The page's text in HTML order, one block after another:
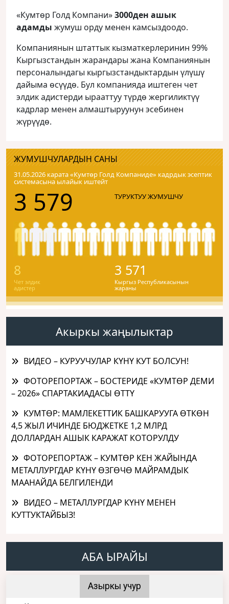
«Кумтөр Голд Компани»3000ден ашык
адамды жумуш орду менен камсыздоодо.
Компаниянын штаттык кызматкерлеринин 99%
Кыргызстандын жарандары жана Компаниянын
персоналындагы кыргызстандыктардын үлүшү
дайыма өсүүдө. Бул компанияда иштеген чет
элдик адистерди ырааттуу түрдө жергиликтүү
кадрлар менен алмаштыруунун эсебинен
жүрүүдө.
ЖУМУШЧУЛАРДЫН САНЫ
31.05.2026 карата «Кумтɵр Голд Компаниде» кадрдык эсептик
системасына ылайык иштейт
3 579 ТУРУКТУУ ЖУМУШЧУ
8
Чет элдик
адистер
3 571
Кыргыз Республикасынын
жараны
Акыркы жаңылыктар
ВИДЕО – КУРУУЧУЛАР КҮНҮ КУТ БОЛСУН!
ФОТОРЕПОРТАЖ – БОСТЕРИДЕ «КУМТӨР ДЕМИ
– 2026» СПАРТАКИАДАСЫ ӨТТҮ
КУМТӨР: МАМЛЕКЕТТИК БАШКАРУУГА ӨТКӨН
4,5 ЖЫЛ ИЧИНДЕ БЮДЖЕТКЕ 1,2 МЛРД
ДОЛЛАРДАН АШЫК КАРАЖАТ КОТОРУЛДУ
ФОТОРЕПОРТАЖ – КУМТӨР КЕН ЖАЙЫНДА
МЕТАЛЛУРГДАР КҮНҮ ӨЗГӨЧӨ МАЙРАМДЫК
МААНАЙДА БЕЛГИЛЕНДИ
ВИДЕО – МЕТАЛЛУРГДАР КҮНҮ МЕНЕН
КУТТУКТАЙБЫЗ!
АБА ЫРАЙЫ
Азыркы учур